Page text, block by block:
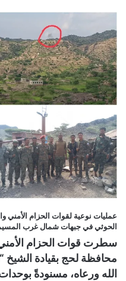
عمليات نوعية لقوات الحزام الأمني
الحوثي في جبهات شمال غرب
سطرت قوات الحزام
محافظة لحج بقيادة
الله ورعاه، مسنودةً